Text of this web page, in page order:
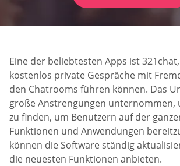
Eine der beliebtesten Apps ist
kostenlos private Gespräche mit
den Chatrooms führen können. Das
große Anstrengungen unternommen,
zu finden, um Benutzern auf der
Funktionen und Anwendungen
können die Software ständig
die neuesten Funktionen anbieten.